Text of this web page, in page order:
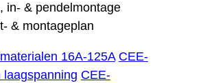
in- & pendelmontage
& montageplan
16A-125A CEE-
CEE-